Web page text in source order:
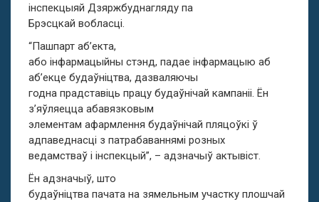
інспекцыяй Дзяржбуднагляду па
Брэсцкай вобласцi.
“Пашпарт аб’екта,
або інфармацыйны стэнд, падае інфармацыю аб
аб’екце будаўніцтва, дазваляючы
годна прадставіць працу будаўнічай кампаніі. Ён
з’яўляецца абавязковым
элементам афармлення будаўнічай пляцоўкі ў
адпаведнасці з патрабаваннямі розных
ведамстваў і інспекцый”, – адзначыў актывіст.
Ён адзначыў, што
будаўніцтва пачата на зямельным участку плошчай